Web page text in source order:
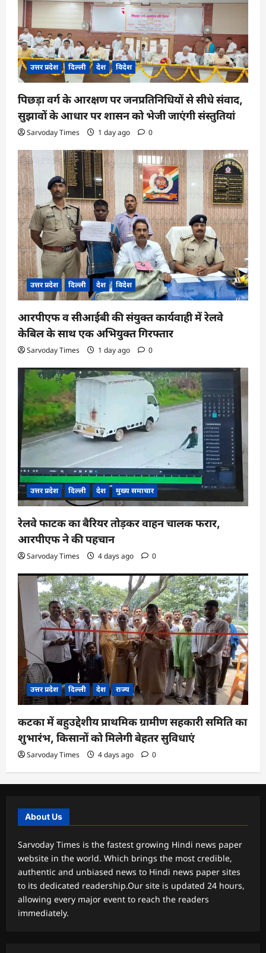
उत्तर प्रदेश दिल्ली देश विदेश
पिछड़ा वर्ग के आरक्षण पर जनप्रतिनिधियों से सीधे संवाद,
सुझावों के आधार पर शासन को भेजी जाएंगी संस्तुतियां
Sarvoday Times 1 day ago 0
उत्तर प्रदेश दिल्ली देश विदेश
आरपीएफ व सीआईबी की संयुक्त कार्यवाही में रेलवे
केबिल के साथ एक अभियुक्त गिरफ्तार
Sarvoday Times 1 day ago 0
उत्तर प्रदेश दिल्ली देश मुख्य समाचार
रेलवे फाटक का बैरियर तोड़कर वाहन चालक फरार,
आरपीएफ ने की पहचान
Sarvoday Times 4 days ago 0
उत्तर प्रदेश दिल्ली देश राज्य
कटका में बहुउद्देशीय प्राथमिक ग्रामीण सहकारी समिति का
शुभारंभ, किसानों को मिलेगी बेहतर सुविधाएं
Sarvoday Times 4 days ago 0
About Us
Sarvoday Times is the fastest growing Hindi news paper
website in the world. Which brings the most credible,
authentic and unbiased news to Hindi news paper sites
to its dedicated readership.Our site is updated 24 hours,
allowing every major event to reach the readers
immediately.